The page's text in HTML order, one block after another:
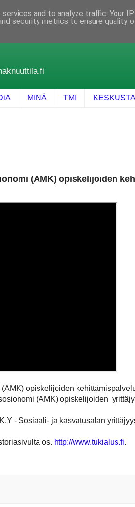
MINÄ TMI KESKUSTA
(AMK) opiskelijoiden
opiskelijoiden
(AMK) opiskelijoiden
- Sosiaali- ja kasvatusalan
os. http://www.tukialus.fi.
and to analyze traffic. Your
security metrics to ensure quality